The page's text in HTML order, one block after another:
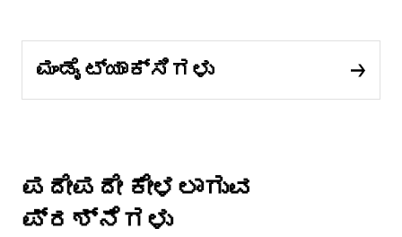
ಮಂಡೈ ಟ್ಯಾಕ್ಸಿಗಳು
ಪದೇಪದೇ ಕೇಳಲಾಗುವ
ಪ್ರಶ್ನೆಗಳು